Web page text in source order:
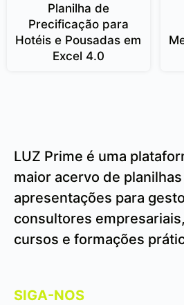
Planilha de
Precificação para
Hotéis e Pousadas em
Excel 4.0
LUZ Prime é uma
maior acervo de planilhas
apresentações para
consultores
cursos e formações
SIGA-NOS